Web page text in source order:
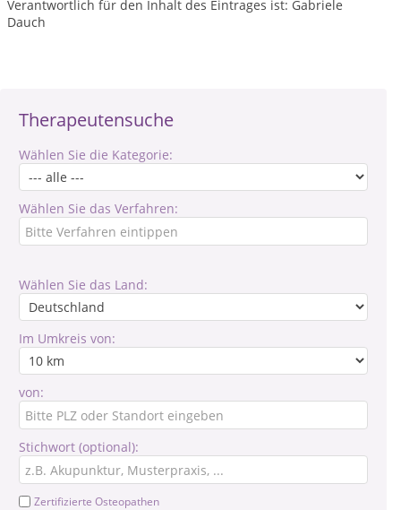
Therapeutensuche
Wählen Sie die Kategorie:
Wählen Sie das Verfahren:
Wählen Sie das Land:
Im Umkreis von:
von:
Stichwort (optional):
Zertifizierte Osteopathen
Verantwortlich für den Inhalt des Eintrages ist: Gabriele
Dauch